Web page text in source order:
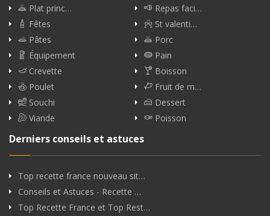
Plat princ…
Repas faci…
Fêtes
St valenti…
Pâtes
Porc
Équipement
Pain
Crevette
Boisson
Poulet
Fruit de m…
Souchi
Dessert
Viande
Poisson
Derniers conseils et astuces
Top recette france nouveau sit…
Conseils et Astuces - Recette …
Top Recette France et Top Rest…